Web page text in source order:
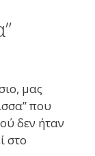
μας
που
δεν ήταν
στο